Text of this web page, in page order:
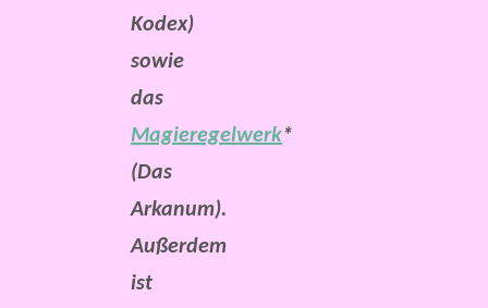
Kodex)
sowie
das
Magieregelwerk*
(Das
Arkanum).
Außerdem
ist